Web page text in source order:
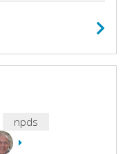
npds